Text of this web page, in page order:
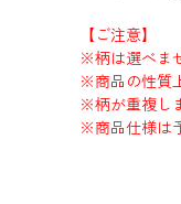
【ご注意】
※柄は選べま
※商品の性質
※柄が重複し
※商品仕様は